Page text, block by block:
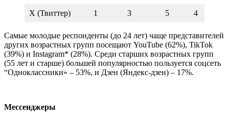
Х (Твиттер) 1 3 5 4
Самые молодые респонденты (до 24 лет) чаще представителей
других возрастных групп посещают YouTube (62%), TikTok
(39%) и Instagram* (28%). Среди старших возрастных групп
(55 лет и старше) большей популярностью пользуется соцсеть
“Одноклассники» – 53%, и Дзен (Яндекс-дзен) – 17%.
Мессенджеры